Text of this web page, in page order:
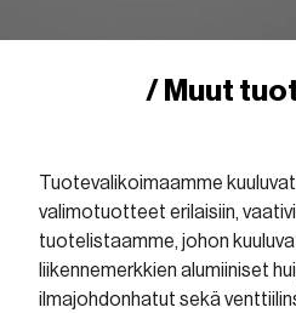
/ Muut
Tuotevalikoimaamme
valimotuotteet erilaisiin,
tuotelistaamme, johon
liikennemerkkien alumiiniset
ilmajohdonhatut sekä